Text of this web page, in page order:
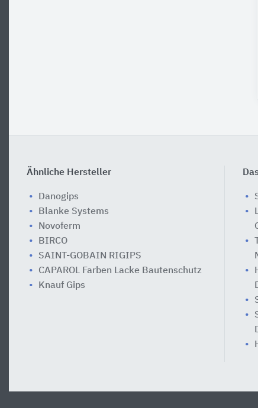
Ähnliche Hersteller
Danogips
Blanke Systems
Novoferm
BIRCO
SAINT-GOBAIN RIGIPS
CAPAROL Farben Lacke Bautenschutz
Knauf Gips